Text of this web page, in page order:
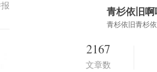
青杉依旧啊
青杉依旧青杉
2167
文章数